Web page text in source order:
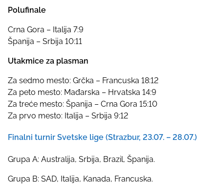
Polufinale
Crna Gora – Italija 7:9
Španija – Srbija 10:11
Utakmice za plasman
Za sedmo mesto: Grčka – Francuska 18:12
Za peto mesto: Mađarska – Hrvatska 14:9
Za treće mesto: Španija – Crna Gora 15:10
Za prvo mesto: Italija – Srbija 9:12
Finalni turnir Svetske lige (Strazbur, 23.07. – 28.07.)
Grupa A: Australija, Srbija, Brazil, Španija.
Grupa B: SAD, Italija, Kanada, Francuska.